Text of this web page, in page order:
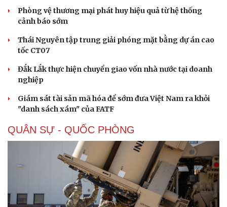
Phòng vệ thương mại phát huy hiệu quả từ hệ thống
cảnh báo sớm
Thái Nguyên tập trung giải phóng mặt bằng dự án cao
tốc CT07
Đắk Lắk thực hiện chuyển giao vốn nhà nước tại doanh
nghiệp
Giám sát tài sản mã hóa để sớm đưa Việt Nam ra khỏi
"danh sách xám" của FATF
QUÂN SỰ - QUỐC PHÒNG